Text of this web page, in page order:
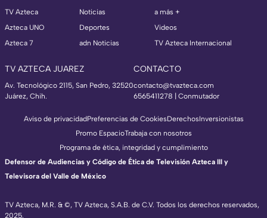
TV Azteca
Azteca UNO
Azteca 7
Noticias
Deportes
adn Noticias
a más +
Videos
TV Azteca Internacional
TV AZTECA JUAREZ
Av. Tecnológico 2115, San Pedro, 32520
Juárez, Chih.
CONTACTO
contacto@tvazteca.com
6565411278 | Conmutador
TV Azteca, M.R. & ©, TV Azteca, S.A.B. de C.V. Todos los derechos reservados,
2025.
Aviso de privacidadPreferencias de CookiesDerechosInversionistas
Promo EspacioTrabaja con nosotros
Programa de ética, integridad y cumplimiento
Defensor de Audiencias y Código de Ética de Televisión Azteca III y
Televisora del Valle de México